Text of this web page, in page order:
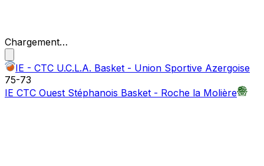
Chargement…
IE - CTC U.C.L.A. Basket - Union Sportive Azergoise
75-73
IE CTC Ouest Stéphanois Basket - Roche la Molière